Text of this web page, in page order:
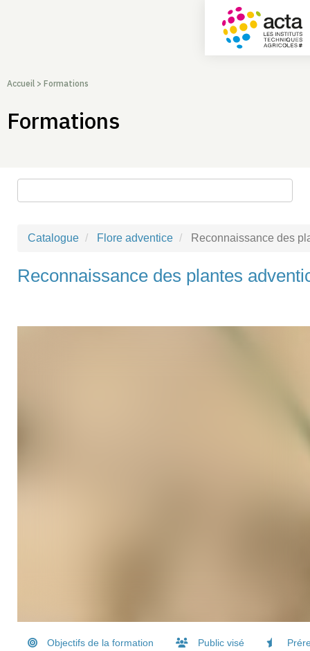
Accueil > Formations
Formations
Catalogue Flore adventice Reconnaissance des
Reconnaissance des plantes
Objectifs de la formation Public visé